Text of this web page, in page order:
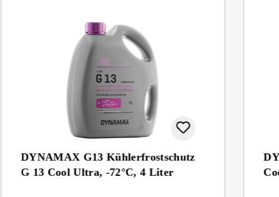
DYNAMAX G13 Kühlerfrostschutz
G 13 Cool Ultra, -72°C, 4 Liter